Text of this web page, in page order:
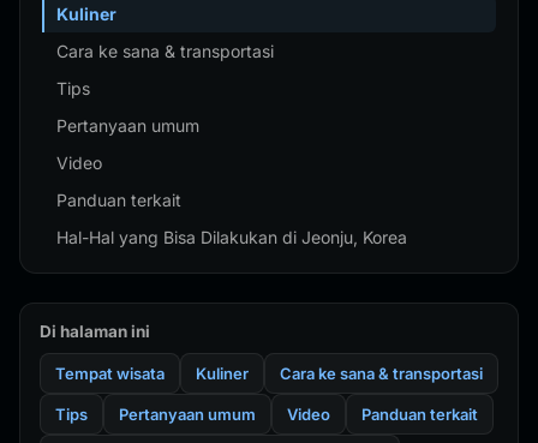
Kuliner
Cara ke sana & transportasi
Tips
Pertanyaan umum
Video
Panduan terkait
Hal-Hal yang Bisa Dilakukan di Jeonju, Korea
Di halaman ini
Tempat wisata Kuliner Cara ke sana & transportasi
Tips Pertanyaan umum Video Panduan terkait